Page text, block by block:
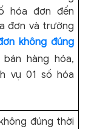
hóa đơn đến
đơn và trường
không đúng
hàng hóa,
vụ 01 số hóa
đúng thời